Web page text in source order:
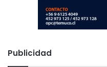
Publicidad